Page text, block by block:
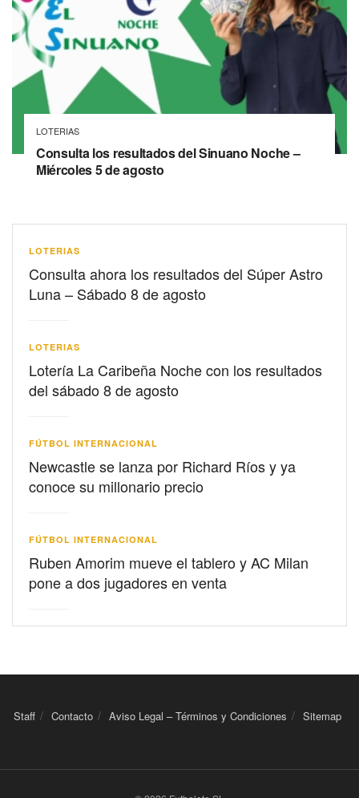
LOTERIAS
Consulta los resultados del Sinuano Noche –
Miércoles 5 de agosto
LOTERIAS
Consulta ahora los resultados del Súper Astro
Luna – Sábado 8 de agosto
LOTERIAS
Lotería La Caribeña Noche con los resultados
del sábado 8 de agosto
FÚTBOL INTERNACIONAL
Newcastle se lanza por Richard Ríos y ya
conoce su millonario precio
FÚTBOL INTERNACIONAL
Ruben Amorim mueve el tablero y AC Milan
pone a dos jugadores en venta
Staff Contacto Aviso Legal – Términos y Condiciones Sitemap